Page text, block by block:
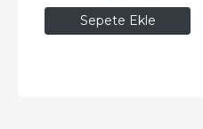
Sepete Ekle